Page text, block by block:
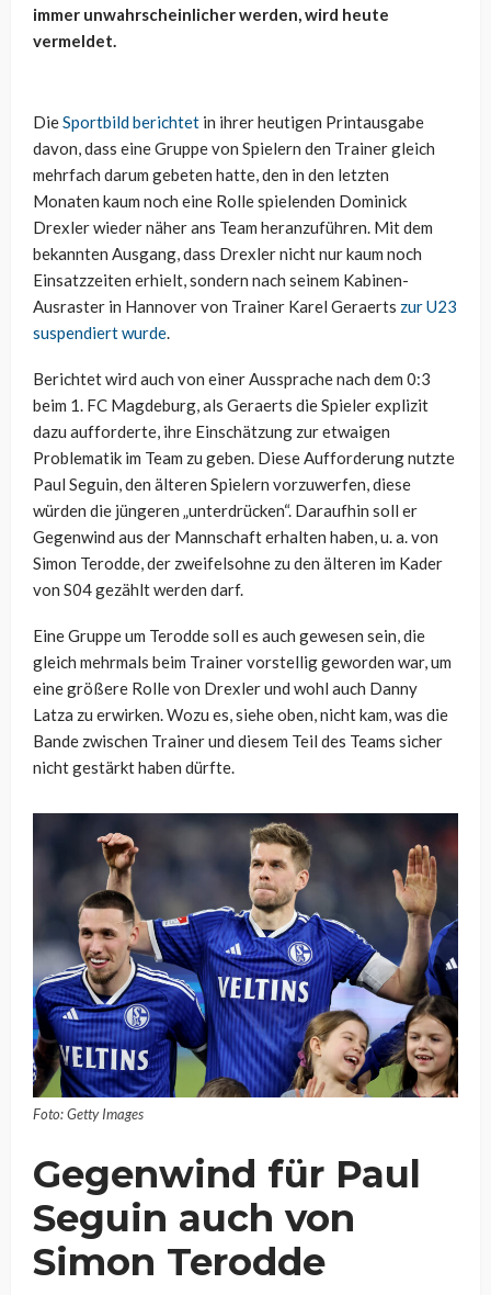
immer unwahrscheinlicher werden, wird heute
vermeldet.
DieSportbild berichtet in ihrer heutigen Printausgabe
davon, dass eine Gruppe von Spielern den Trainer gleich
mehrfach darum gebeten hatte, den in den letzten
Monaten kaum noch eine Rolle spielenden Dominick
Drexler wieder näher ans Team heranzuführen. Mit dem
bekannten Ausgang, dass Drexler nicht nur kaum noch
Einsatzzeiten erhielt, sondern nach seinem Kabinen-
Ausraster in Hannover von Trainer Karel Geraerts zur U23
suspendiert wurde.
Berichtet wird auch von einer Aussprache nach dem 0:3
beim 1. FC Magdeburg, als Geraerts die Spieler explizit
dazu aufforderte, ihre Einschätzung zur etwaigen
Problematik im Team zu geben. Diese Aufforderung nutzte
Paul Seguin, den älteren Spielern vorzuwerfen, diese
würden die jüngeren „unterdrücken“. Daraufhin soll er
Gegenwind aus der Mannschaft erhalten haben, u. a. von
Simon Terodde, der zweifelsohne zu den älteren im Kader
von S04 gezählt werden darf.
Eine Gruppe um Terodde soll es auch gewesen sein, die
gleich mehrmals beim Trainer vorstellig geworden war, um
eine größere Rolle von Drexler und wohl auch Danny
Latza zu erwirken. Wozu es, siehe oben, nicht kam, was die
Bande zwischen Trainer und diesem Teil des Teams sicher
nicht gestärkt haben dürfte.
Foto: Getty Images
Gegenwind für Paul
Seguin auch von
Simon Terodde